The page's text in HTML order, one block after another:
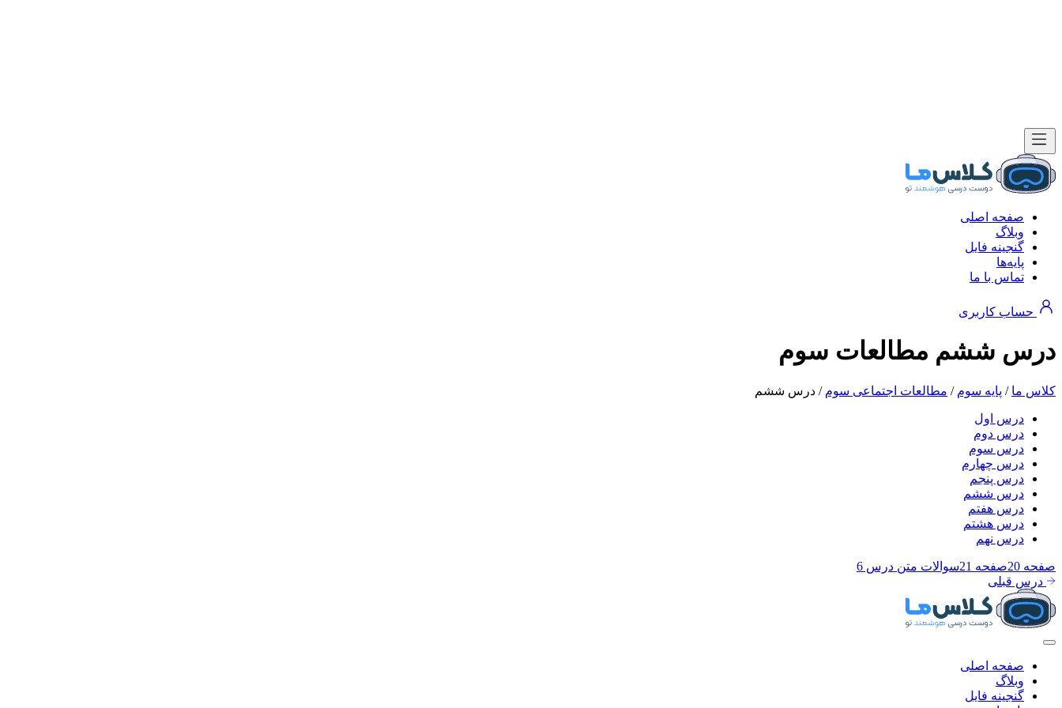
صفحه اصلی
وبلاگ
گنجینه فایل
پایه‌ها
تماس با ما
حساب کاربری
درس ششم مطالعات سوم
کلاس ما / پایه سوم / مطالعات اجتماعی سوم / درس ششم
درس اول
درس دوم
درس سوم
درس چهارم
درس پنجم
درس ششم
درس هفتم
درس هشتم
درس نهم
صفحه 20 صفحه 21
سوالات متن درس 6
درس قبلی
صفحه اصلی
وبلاگ
گنجینه فایل